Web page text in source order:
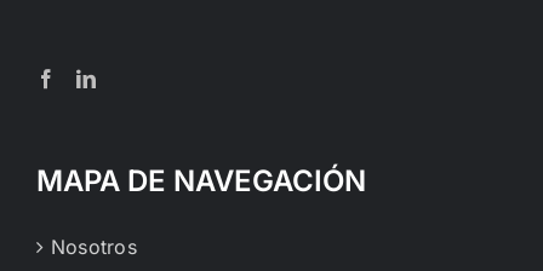
MAPA DE NAVEGACIÓN
Nosotros